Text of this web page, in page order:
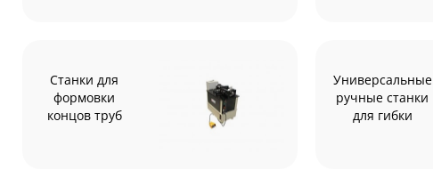
Станки для
формовки
концов труб
Универсальные
ручные станки
для гибки